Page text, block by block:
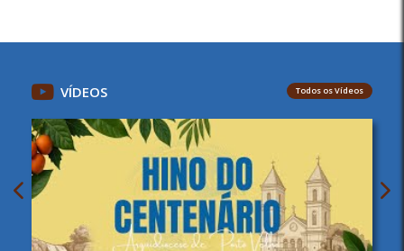
VÍDEOS Todos os Vídeos